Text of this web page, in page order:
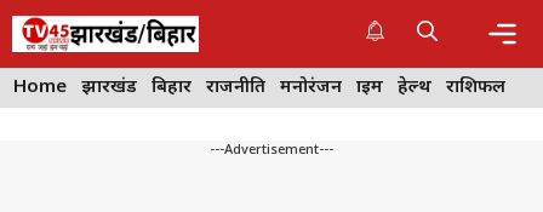
Skip
content
Home झारखंड बिहार राजनीति मनोरंजन क्राइम हेल्थ राशिफल
---Advertisement---